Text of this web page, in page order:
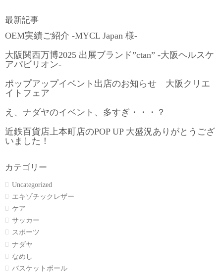
最新記事
OEM実績ご紹介 -MYCL Japan 様-
大阪関西万博2025 出展ブランド”ctan” -大阪ヘルスケ
アパビリオン-
ポップアップイベント出店のお知らせ 大阪クリエ
イトフェア
え、ナダヤのイベント、多すぎ・・・？
近鉄百貨店上本町店のPOP UP 大盛況ありがとうござ
いました！
カテゴリー
Uncategorized
エキゾチックレザー
ケア
サッカー
スポーツ
ナダヤ
なめし
バスケットボール